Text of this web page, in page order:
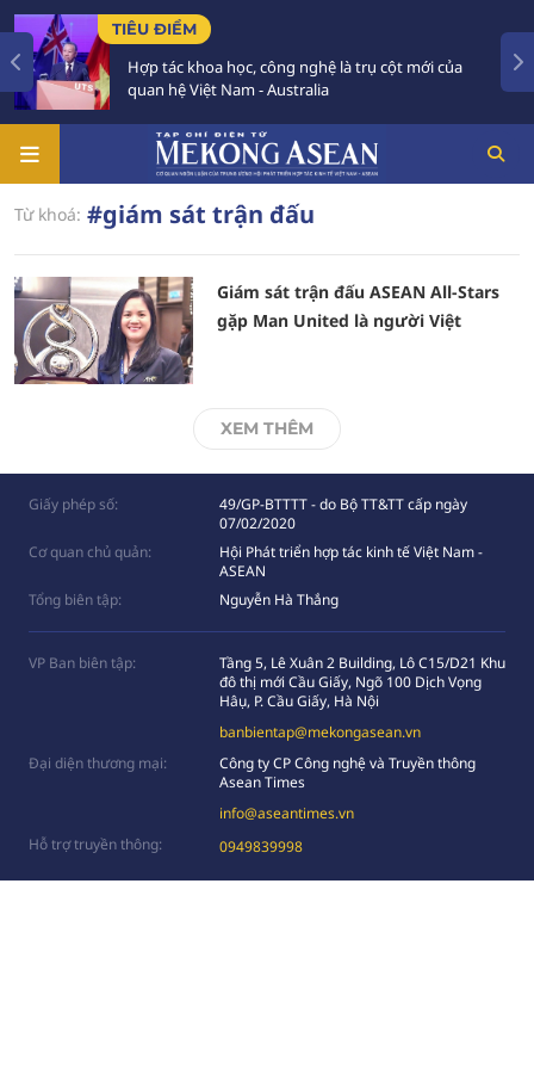
TIÊU ĐIỂM
Hợp tác khoa học, công nghệ là trụ cột mới của
quan hệ Việt Nam - Australia
Từ khoá: #giám sát trận đấu
Giám sát trận đấu ASEAN All-Stars
gặp Man United là người Việt
XEM THÊM
Giấy phép số:
49/GP-BTTTT - do Bộ TT&TT cấp ngày
07/02/2020
Cơ quan chủ quản:
Hội Phát triển hợp tác kinh tế Việt Nam -
ASEAN
Tổng biên tập:
Nguyễn Hà Thắng
VP Ban biên tập:
Tầng 5, Lê Xuân 2 Building, Lô C15/D21 Khu
đô thị mới Cầu Giấy, Ngõ 100 Dịch Vọng
Hâụ, P. Cầu Giấy, Hà Nội
banbientap@mekongasean.vn
Đại diện thương mại:
Công ty CP Công nghệ và Truyền thông
Asean Times
info@aseantimes.vn
Hỗ trợ truyền thông:
0949839998